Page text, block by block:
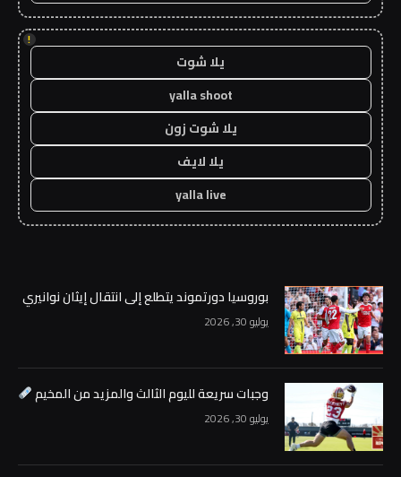
!
يلا شوت
yalla shoot
يلا شوت زون
يلا لايف
yalla live
بوروسيا دورتموند يتطلع إلى انتقال إيثان نوانيري
يوليو 30, 2026
وجبات سريعة لليوم الثالث والمزيد من المخيم
يوليو 30, 2026